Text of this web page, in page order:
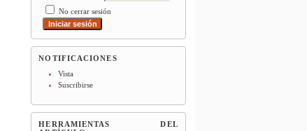
No cerrar sesión
NOTIFICACIONES
Vista
Suscribirse
HERRAMIENTAS DEL